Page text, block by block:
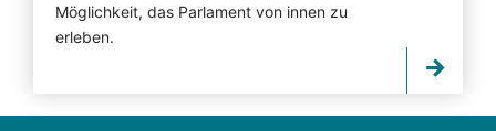
Möglichkeit, das Parlament von innen zu
erleben.